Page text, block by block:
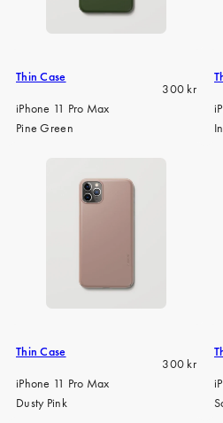
iPhone 15
iPhone 13 Pro
Alle telefonmodeller
Thin Case
Regular
300 kr
iPhone 11 Pro Max
Pine Green
Thin Case
Regular
300 kr
iPhone 11 Pro Max
Dusty Pink